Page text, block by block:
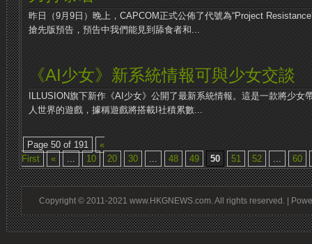
昨日（9月9日）晚上，CAPCOM正式公佈了代號為“Project
搶先版預告，預告中我們能見到舔食者和...
《AI少女》新系統情報可與少女交談
ILLUSION旗下新作《AI少女》公開了最新系統情報。這是一款將少女
人世界的遊戲，據稱遊戲將搭載I社積累數...
Page 50 of 191
«
First
« ... 10 20 30 ... 48 49 50 51 52 ... 60
Copyright © 2011-2021 www.HKGNEWS.com. All rights reserved. |